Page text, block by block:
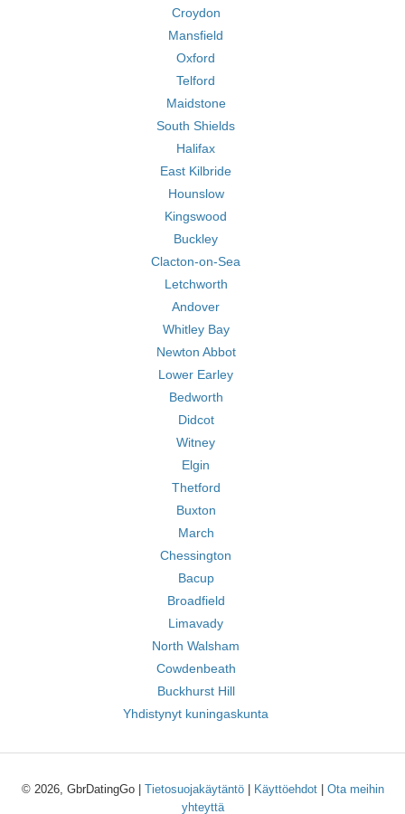
Croydon
Mansfield
Oxford
Telford
Maidstone
South Shields
Halifax
East Kilbride
Hounslow
Kingswood
Buckley
Clacton-on-Sea
Letchworth
Andover
Whitley Bay
Newton Abbot
Lower Earley
Bedworth
Didcot
Witney
Elgin
Thetford
Buxton
March
Chessington
Bacup
Broadfield
Limavady
North Walsham
Cowdenbeath
Buckhurst Hill
Yhdistynyt kuningaskunta
© 2026, GbrDatingGo | Tietosuojakäytäntö| Käyttöehdot| Ota meihin
yhteyttä